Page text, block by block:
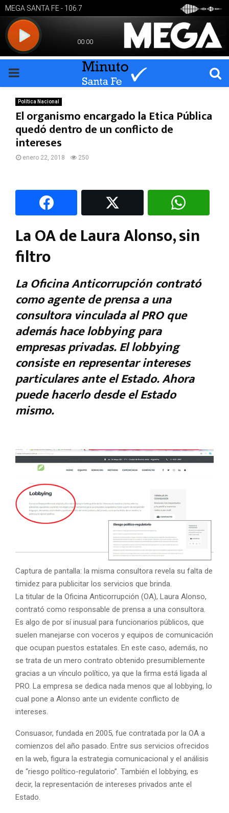
PRIMARY
MENU
Política Nacional
El organismo encargado la Etica Pública
quedó dentro de un conflicto de
intereses
enero 22, 2018 250
La OA de Laura Alonso, sin
filtro
La Oficina Anticorrupción contrató
como agente de prensa a una
consultora vinculada al PRO que
además hace lobbying para
empresas privadas. El lobbying
consiste en representar intereses
particulares ante el Estado. Ahora
puede hacerlo desde el Estado
mismo.
Captura de pantalla: la misma consultora revela su falta de
timidez para publicitar los servicios que brinda.
La titular de la Oficina Anticorrupción (OA), Laura Alonso,
contrató como responsable de prensa a una consultora.
Es algo de por sí inusual para funcionarios públicos, que
suelen manejarse con voceros y equipos de comunicación
que ocupan puestos estatales. En este caso, además, no
se trata de un mero contrato obtenido presumiblemente
gracias a un vínculo político, ya que la firma está ligada al
PRO. La empresa se dedica nada menos que al lobbying, lo
cual pone a Alonso ante un evidente conflicto de
intereses.
Consuasor, fundada en 2005, fue contratada por la OA a
comienzos del año pasado. Entre sus servicios ofrecidos
en la web, figura la estrategia comunicacional y el análisis
de “riesgo político-regulatorio”. También el lobbying, es
decir, la representación de intereses privados ante el
Estado.